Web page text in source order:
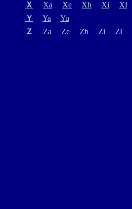
Ｘ
Xa Xe Xh Xi Xl
Ｙ
Ya
Yu
Ｚ
Za Ze Zh Zi Zl